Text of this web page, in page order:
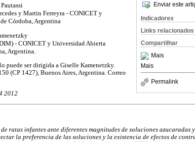
Enviar este
Indicadores
Links relacionados
Compartilhar
Mais
Mais
Permalink
y Martin Ferreyra - CONICET y
Córdoba, Argentina
- CONICET y Universidad Abierta
Argentina.
puede ser dirigida a Giselle Kamenetzky.
(CP 1427), Buenos Aires, Argentina. Correo
2012
ratas infantes ante diferentes magnitudes de soluciones azucaradas
la preferencia de las soluciones y la existencia de efectos de